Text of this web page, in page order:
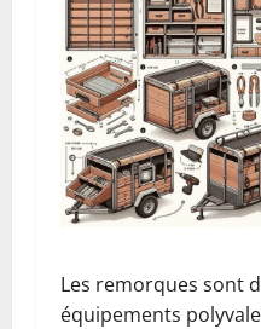
Les remorques sont
équipements